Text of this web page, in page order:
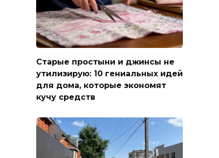
Старые простыни и джинсы не
утилизирую: 10 гениальных идей
для дома, которые экономят
кучу средств